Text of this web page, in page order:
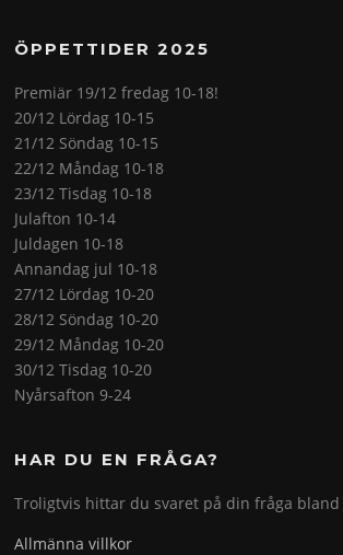
ÖPPETTIDER 2025
Premiär 19/12 fredag 10-18!
20/12 Lördag 10-15
21/12 Söndag 10-15
22/12 Måndag 10-18
23/12 Tisdag 10-18
Julafton 10-14
Juldagen 10-18
Annandag jul 10-18
27/12 Lördag 10-20
28/12 Söndag 10-20
29/12 Måndag 10-20
30/12 Tisdag 10-20
Nyårsafton 9-24
HAR DU EN FRÅGA?
Troligtvis hittar du svaret på din fråga bland
Allmänna villkor